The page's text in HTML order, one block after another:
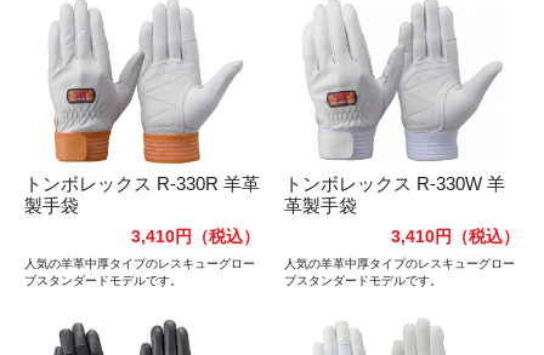
トンボレックス R-330R 羊革
製手袋
3,410円 （税込）
人気の羊革中厚タイプのレスキューグロー
ブスタンダードモデルです。
トンボレックス R-330W 羊
革製手袋
3,410円 （税込）
人気の羊革中厚タイプのレスキューグロー
ブスタンダードモデルです。